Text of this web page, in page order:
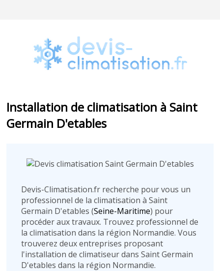
Installation de climatisation à Saint
Germain D'etables
Devis-Climatisation.fr recherche pour vous un
professionnel de la climatisation à Saint
Germain D'etables (Seine-Maritime) pour
procéder aux travaux. Trouvez professionnel de
la climatisation dans la région Normandie. Vous
trouverez deux entreprises proposant
l'installation de climatiseur dans Saint Germain
D'etables dans la région Normandie.